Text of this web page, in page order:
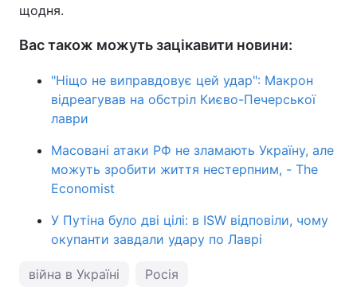
щодня.
Вас також можуть зацікавити новини:
"Ніщо не виправдовує цей удар": Макрон
відреагував на обстріл Києво-Печерської
лаври
Масовані атаки РФ не зламають Україну, але
можуть зробити життя нестерпним, - The
Economist
У Путіна було дві цілі: в ISW відповіли, чому
окупанти завдали удару по Лаврі
війна в Україні Росія